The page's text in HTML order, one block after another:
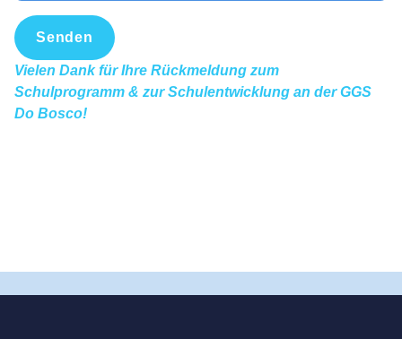
Vielen Dank für Ihre Rückmeldung zum
Schulprogramm & zur Schulentwicklung an der GGS
Do Bosco!